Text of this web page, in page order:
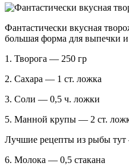
Фантастически вкусная
большая форма для выпечки и
1. Творога — 250 гр
2. Сахара — 1 ст. ложка
3. Соли — 0,5 ч. ложки
5. Манной крупы — 2 ст.
Лучшие рецепты из рыбы
6. Молока — 0,5 стакана